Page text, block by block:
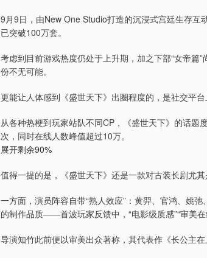
9月9日，由New One Studio打造的沉浸式宫廷生存
已突破100万套。
考虑到目前游戏热度仍处于上升期，加之下部“女帝
份不无可能。
更能让人体感到《盛世天下》出圈程度的，是社交平台
从各种热梗到玩家站队不同CP，《盛世天下》的话
次，同时在线人数峰值超过10万。
展开剩余90%
值得一提的是，《盛世天下》还是一款对古装长剧尤其
一方面，演员阵容自带“熟人效应”：黄羿、官鸿、姚
的制作品质——首波玩家反馈中，“电影级质感”“审美在
导演知竹此前便以审美出众著称，其代表作《长公主